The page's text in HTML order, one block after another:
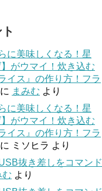
に美味しくなる！星
がウマイ！炊き込む
イス』の作り方！フラ
に まみむ より
に美味しくなる！星
がウマイ！炊き込む
イス』の作り方！フラ
に ミソヒラ より
抜き差しをコマンド
む より